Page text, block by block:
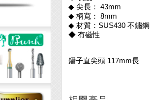
◆ 尖長： 43mm
◆ 柄寬： 8mm
◆ 材質：SUS430 不鏽鋼
◆ 有磁性
鑷子直尖頭 117mm長